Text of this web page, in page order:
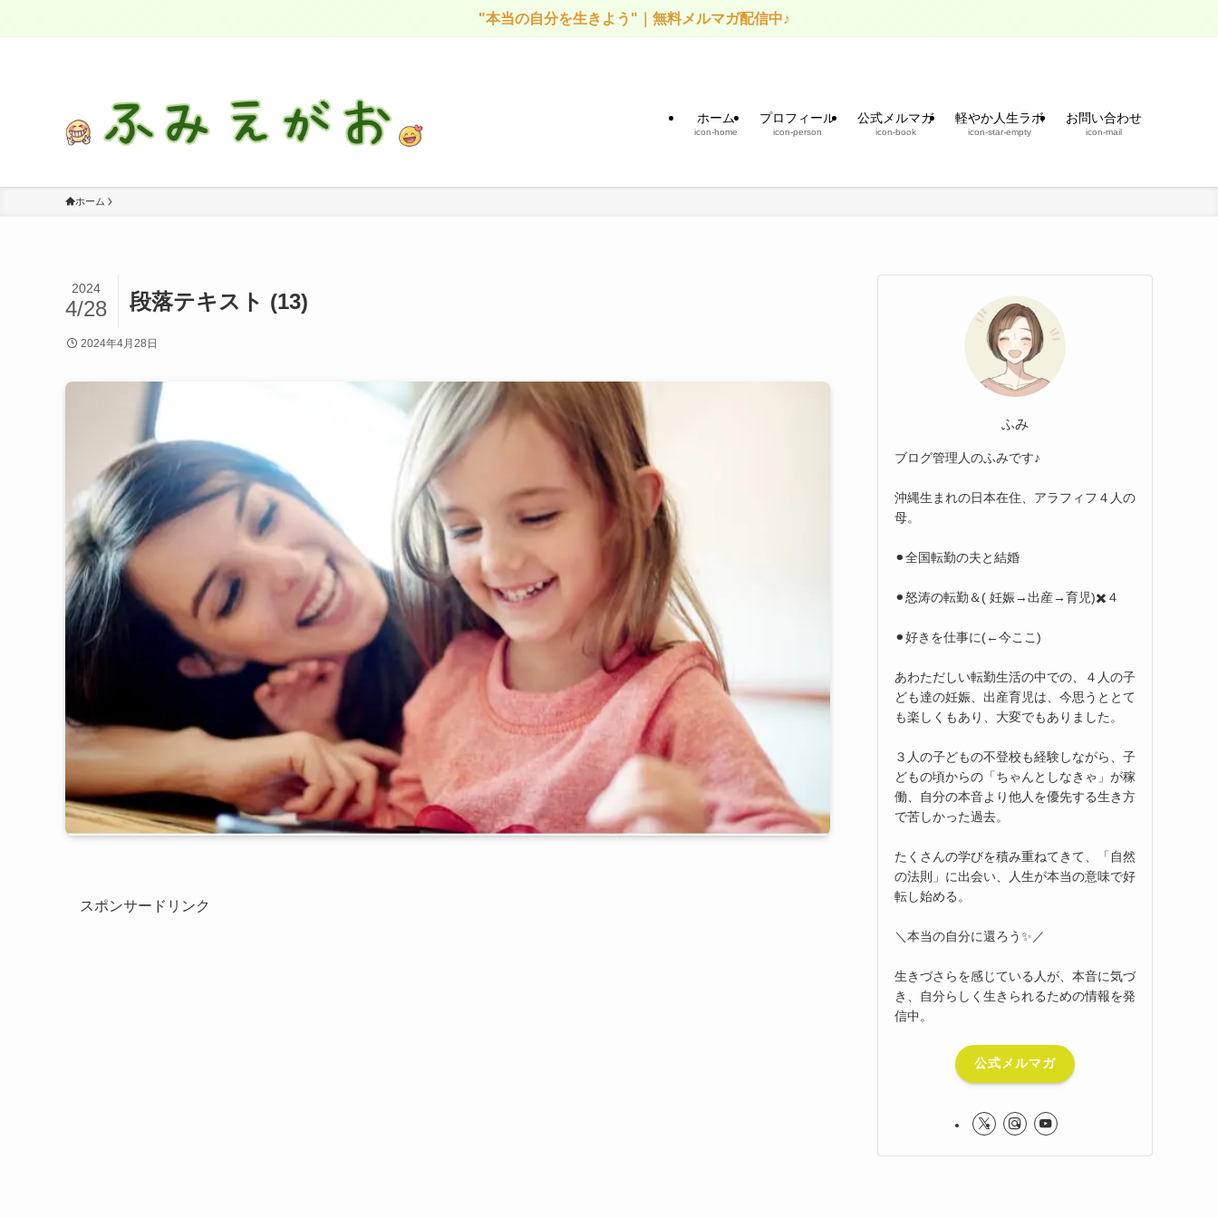
"本当の自分を生きよう"｜無料メルマガ配信中♪
ホーム
icon-home
プロフィール
icon-person
公式メルマガ
icon-book
軽やか人生ラボ
icon-star-empty
お問い合わせ
icon-mail
ホーム
段落テキスト (13)
2024
4/28
2024年4月28日
スポンサードリンク
ふみ
ブログ管理人のふみです♪
沖縄生まれの日本在住、アラフィフ４人の
母。
⚫︎全国転勤の夫と結婚
⚫︎怒涛の転勤＆( 妊娠→出産→育児)✖️４
⚫︎好きを仕事に(←今ここ)
あわただしい転勤生活の中での、４人の子
ども達の妊娠、出産育児は、今思うととて
も楽しくもあり、大変でもありました。
３人の子どもの不登校も経験しながら、子
どもの頃からの「ちゃんとしなきゃ」が稼
働、自分の本音より他人を優先する生き方
で苦しかった過去。
たくさんの学びを積み重ねてきて、「自然
の法則」に出会い、人生が本当の意味で好
転し始める。
＼本当の自分に還ろう✨／
生きづさらを感じている人が、本音に気づ
き、自分らしく生きられるための情報を発
信中。
公式メルマガ